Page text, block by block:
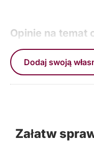
Opinie na temat
Dodaj swoją
Załatw